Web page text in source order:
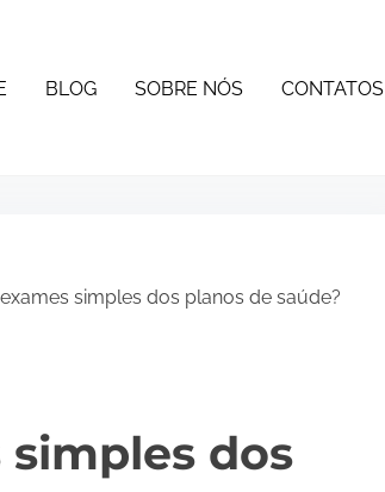
BLOG SOBRE NÓS CONTATOS
simples dos planos de saúde?
simples dos